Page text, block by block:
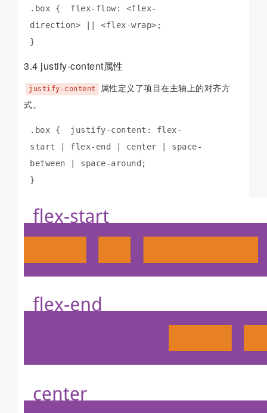
.box {  flex-flow: <flex-
direction> || <flex-wrap>;
}
3.4 justify-content属性
justify-content
属性定义了项目在主轴上的对齐方
式。
.box {  justify-content: flex-
start | flex-end | center | space-
between | space-around;
}